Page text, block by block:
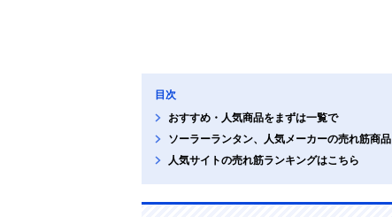
目次
おすすめ・人気商品をまずは一覧で
ソーラーランタン、人気メーカーの売れ筋商品
人気サイトの売れ筋ランキングはこちら